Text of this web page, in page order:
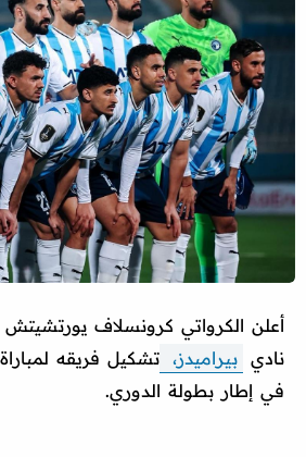
أعلن الكرواتي كرونسلاف يورتشيتش
نادي بيراميدز، تشكيل فريقه لمباراة
في إطار بطولة الدوري.